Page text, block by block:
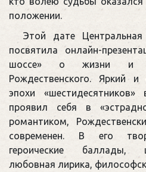
положении.
Этой дате Центральная
посвятила онлайн-
шоссе» о жизни и
Рождественского. Яркий
эпохи
проявил себя в
романтиком,
современен. В его
героические баллады,
любовная лирика,